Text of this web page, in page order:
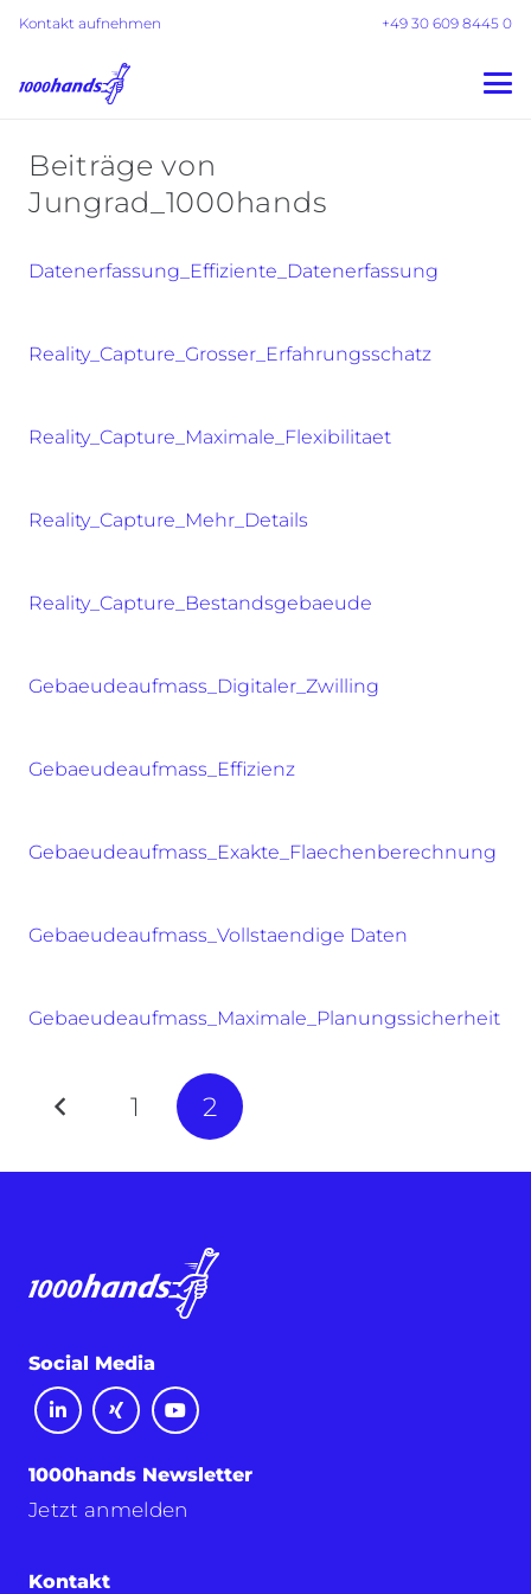
Kontakt aufnehmen +49 30 609 8445 0
Beiträge von
Jungrad_1000hands
Datenerfassung_Effiziente_Datenerfassung
Reality_Capture_Grosser_Erfahrungsschatz
Reality_Capture_Maximale_Flexibilitaet
Reality_Capture_Mehr_Details
Reality_Capture_Bestandsgebaeude
Gebaeudeaufmass_Digitaler_Zwilling
Gebaeudeaufmass_Effizienz
Gebaeudeaufmass_Exakte_Flaechenberechnung
Gebaeudeaufmass_Vollstaendige Daten
Gebaeudeaufmass_Maximale_Planungssicherheit
1 2
Social Media
1000hands Newsletter
Jetzt anmelden
Kontakt